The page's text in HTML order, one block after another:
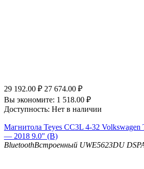
29 192.00 ₽ 27 674.00 ₽
Вы экономите: 1 518.00 ₽
Доступность: Нет в наличии
Магнитола Teyes CC3L 4-32 Volkswagen
— 2018 9.0" (B)
BluetoothВстроенный UWE5623DU DSP